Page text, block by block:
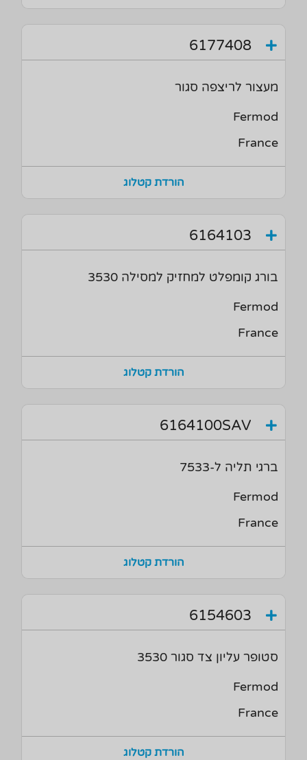
6177408
מעצור לריצפה סגור
Fermod
France
הורדת קטלוג
6164103
בורג קומפלט למחזיק למסילה 3530
Fermod
France
הורדת קטלוג
6164100SAV
ברגי תליה ל-7533
Fermod
France
הורדת קטלוג
6154603
סטופר עליון צד סגור 3530
Fermod
France
הורדת קטלוג